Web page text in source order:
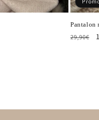
Pantalon
Prix
29,90€